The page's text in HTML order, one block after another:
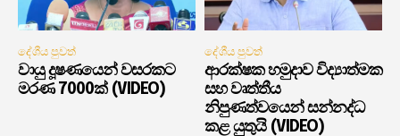
දේශීය පුවත්
වායු දූෂණයෙන් වසරකට
මරණ 7000ක් (VIDEO)
දේශීය පුවත්
ආරක්ෂක හමුදාව විද්‍යාත්මක
සහ වෘත්තීය
නිපුණත්වයෙන් සන්නද්ධ
කළ යුතුයි (VIDEO)